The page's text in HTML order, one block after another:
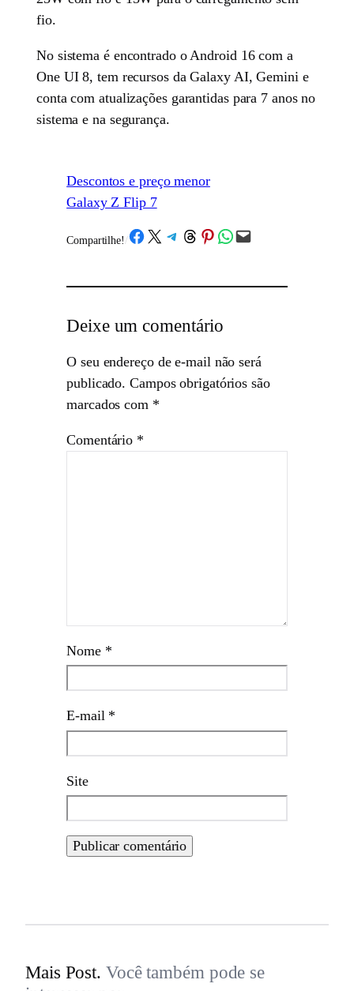
fio.
No sistema é encontrado o Android 16 com a
One UI 8, tem recursos da Galaxy AI, Gemini e
conta com atualizações garantidas para 7 anos no
sistema e na segurança.
Descontos e preço menor
Galaxy Z Flip 7
Compartilhe! /Share on Facebook
Share on X Share on Telegram
Share on Threads
Share on Pinterest
Share on WhatsApp
Email this Page
Deixe um comentário
O seu endereço de e-mail não será
publicado. Campos obrigatórios são
marcados com *
Comentário *
Nome *
E-mail *
Site
Mais Post. Você também pode se